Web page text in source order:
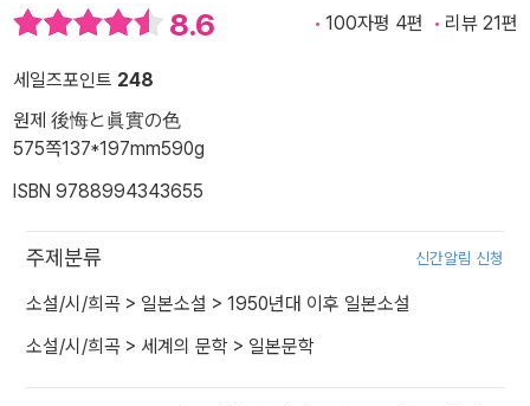
8.6 100자평 4편 리뷰 21편
세일즈포인트 248
원제 後悔と眞實の色
575쪽137*197mm590g
ISBN 9788994343655
주제분류 신간알림 신청
소설/시/희곡 > 일본소설 > 1950년대 이후 일본소설
소설/시/희곡 > 세계의 문학 > 일본문학